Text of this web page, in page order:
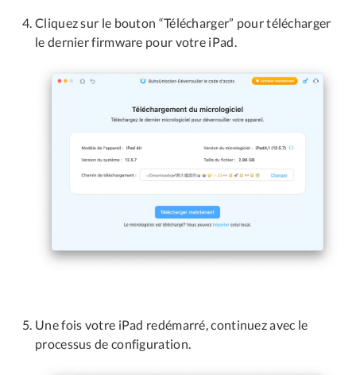
Cliquez sur le bouton “Télécharger” pour télécharger
le dernier firmware pour votre iPad.
Une fois votre iPad redémarré, continuez avec le
processus de configuration.